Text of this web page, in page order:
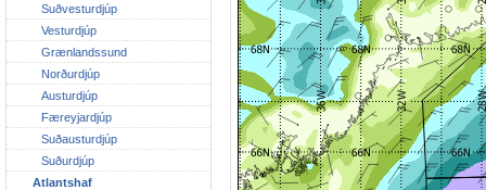
Suðvesturdjúp
Vesturdjúp
Grænlandssund
Norðurdjúp
Austurdjúp
Færeyjardjúp
Suðausturdjúp
Suðurdjúp
Atlantshaf